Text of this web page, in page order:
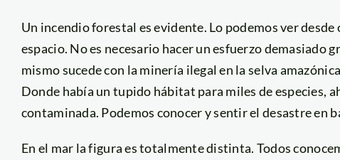
Un incendio forestal es evidente. Lo podemos ver
espacio. No es necesario hacer un esfuerzo demasiado
mismo sucede con la minería ilegal en la selva
Donde había un tupido hábitat para miles de especies,
contaminada. Podemos conocer y sentir el desastre en
En el mar la figura es totalmente distinta. Todos